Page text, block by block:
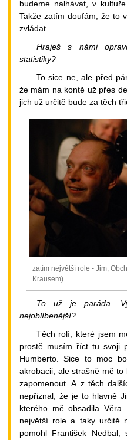
budeme nalhávat, v
Takže zatím doufám, že to
zvládat.
Hraješ s námi
statistiky?
To sice ne, ale před
že mám na kontě už přes
jich už určitě bude za těch
zatím největší role - Jim,
Krausem)
To už je paráda.
nejoblíbenější?
Těch rolí, které jsem
prostě musím říct tu svoji
Humberto. Sice to moc
akrobacii, ale strašně mě
zapomenout. A z těch
nepřiznal, že je to hlavně
kterého mě obsadila
největší role a taky určitě
pomohl František